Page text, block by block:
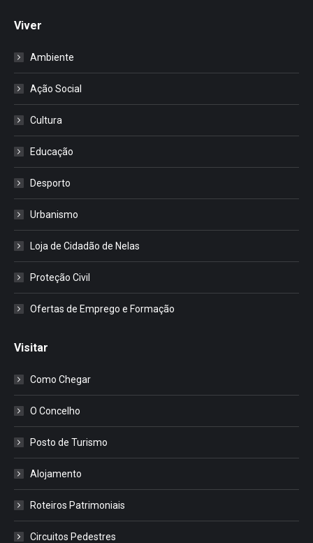
Viver
Ambiente
Ação Social
Cultura
Educação
Desporto
Urbanismo
Loja de Cidadão de Nelas
Proteção Civil
Ofertas de Emprego e Formação
Visitar
Como Chegar
O Concelho
Posto de Turismo
Alojamento
Roteiros Patrimoniais
Circuitos Pedestres